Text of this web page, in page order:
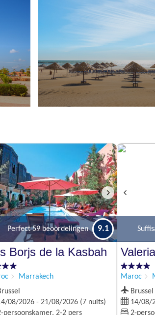
Perfect 59 beoordelingen 9.1
Borjs de la Kasbah
Marrakech
08/2026 - 21/08/2026 (7 nuits)
persoonskamer, 2-2 pers
Maroc
Brussel
14/08/
2-